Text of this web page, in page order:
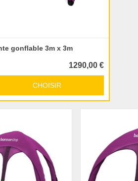
gonflable 3m x 3m
1290,00 €
CHOISIR